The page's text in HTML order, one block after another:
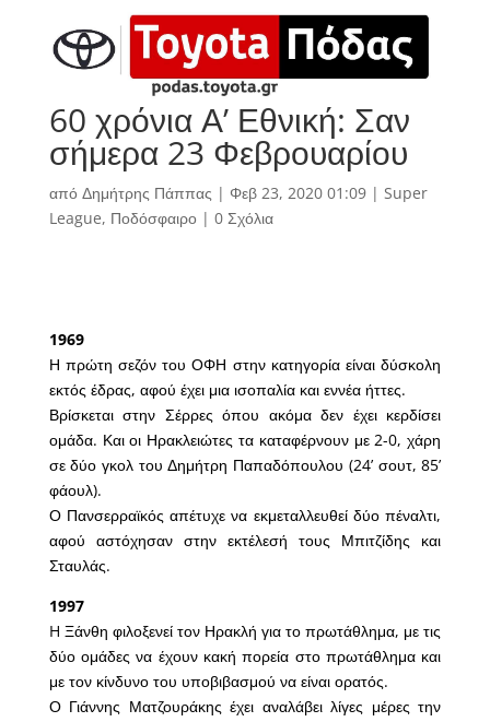
60 χρόνια Α’ Εθνική: Σαν
σήμερα 23 Φεβρουαρίου
από Δημήτρης Πάππας | Φεβ 23, 2020 01:09| Super
League, Ποδόσφαιρο| 0 Σχόλια
1969
Η πρώτη σεζόν του ΟΦΗ στην κατηγορία είναι δύσκολη
εκτός έδρας, αφού έχει μια ισοπαλία και εννέα ήττες.
Βρίσκεται στην Σέρρες όπου ακόμα δεν έχει κερδίσει
ομάδα. Και οι Ηρακλειώτες τα καταφέρνουν με 2-0, χάρη
σε δύο γκολ του Δημήτρη Παπαδόπουλου (24’ σουτ, 85’
φάουλ).
Ο Πανσερραϊκός απέτυχε να εκμεταλλευθεί δύο πέναλτι,
αφού αστόχησαν στην εκτέλεσή τους Μπιτζίδης και
Σταυλάς.
1997
H Ξάνθη φιλοξενεί τον Ηρακλή για το πρωτάθλημα, με τις
δύο ομάδες να έχουν κακή πορεία στο πρωτάθλημα και
με τον κίνδυνο του υποβιβασμού να είναι ορατός.
Ο Γιάννης Ματζουράκης έχει αναλάβει λίγες μέρες την